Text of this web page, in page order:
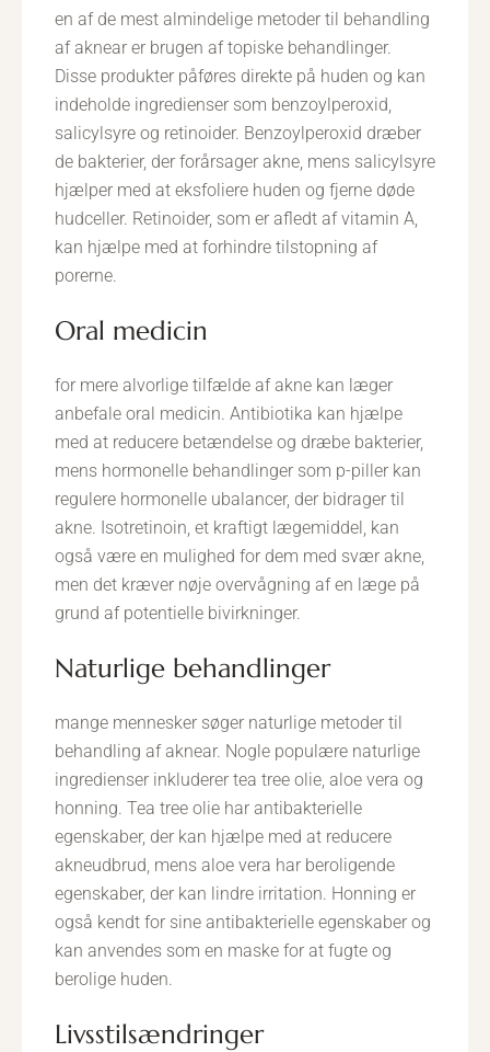
en af de mest almindelige metoder til behandling
af aknear er brugen af topiske behandlinger.
Disse produkter påføres direkte på huden og kan
indeholde ingredienser som benzoylperoxid,
salicylsyre og retinoider. Benzoylperoxid dræber
de bakterier, der forårsager akne, mens salicylsyre
hjælper med at eksfoliere huden og fjerne døde
hudceller. Retinoider, som er afledt af vitamin A,
kan hjælpe med at forhindre tilstopning af
porerne.
oral medicin
for mere alvorlige tilfælde af akne kan læger
anbefale oral medicin. Antibiotika kan hjælpe
med at reducere betændelse og dræbe bakterier,
mens hormonelle behandlinger som p-piller kan
regulere hormonelle ubalancer, der bidrager til
akne. Isotretinoin, et kraftigt lægemiddel, kan
også være en mulighed for dem med svær akne,
men det kræver nøje overvågning af en læge på
grund af potentielle bivirkninger.
naturlige behandlinger
mange mennesker søger naturlige metoder til
behandling af aknear. Nogle populære naturlige
ingredienser inkluderer tea tree olie, aloe vera og
honning. Tea tree olie har antibakterielle
egenskaber, der kan hjælpe med at reducere
akneudbrud, mens aloe vera har beroligende
egenskaber, der kan lindre irritation. Honning er
også kendt for sine antibakterielle egenskaber og
kan anvendes som en maske for at fugte og
berolige huden.
livsstilsændringer